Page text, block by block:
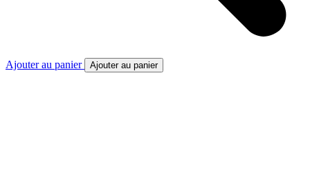
Ajouter au panier Ajouter au panier